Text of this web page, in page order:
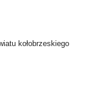
kołobrzeskiego